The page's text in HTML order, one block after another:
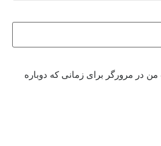
من در مرورگر برای زمانی که دوباره